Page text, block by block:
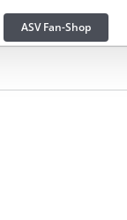
ASV Fan-Shop